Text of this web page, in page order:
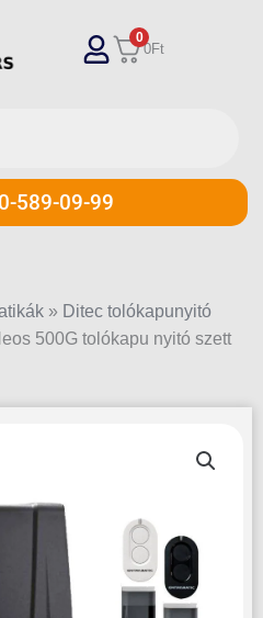
0
0Ft
589-09-99
» Ditec tolókapunyitó
500G tolókapu nyitó szett